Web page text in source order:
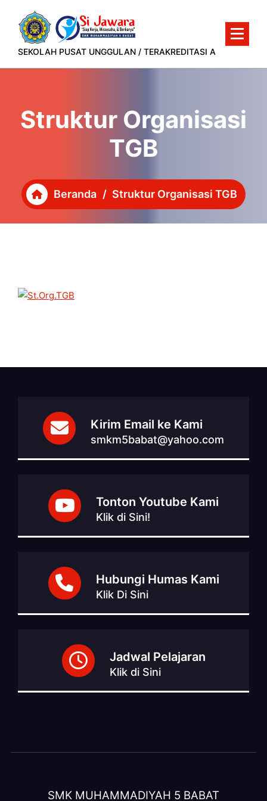
konten
SEKOLAH PUSAT UNGGULAN / TERAKREDITASI A
Struktur Organisasi
TGB
Beranda / Struktur Organisasi TGB
Kirim Email ke Kami
smkm5babat@yahoo.com
Tonton Youtube Kami
Klik di Sini!
Hubungi Humas Kami
Klik Di Sini
Jadwal Pelajaran
Klik di Sini
SMK MUHAMMADIYAH 5 BABAT